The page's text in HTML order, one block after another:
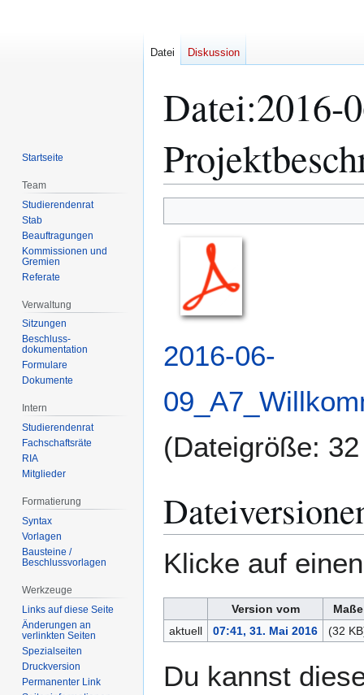
Datei:2016-
Navigation
springen
Suche
springen
2016-06-
(Dateigröße:
Klicke auf
Version vom
Maße
aktuell
07:41, 31. Mai 2016 (32
Du kannst
Datei Diskussion
Startseite
Team
Studierendenrat
Stab
Beauftragungen
Kommissionen und
Gremien
Referate
Verwaltung
Sitzungen
Beschluss-
dokumentation
Formulare
Dokumente
Intern
Studierendenrat
Fachschaftsräte
RIA
Mitglieder
Formatierung
Syntax
Vorlagen
Bausteine /
Beschlussvorlagen
Werkzeuge
Links auf diese Seite
Änderungen an
verlinkten Seiten
Spezialseiten
Druckversion
Permanenter Link